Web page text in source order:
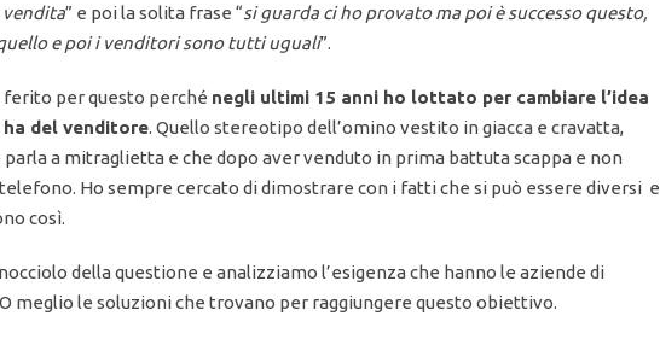
vendita” e poi la solita frase “si guarda ci ho provato ma poi è successo questo,
e poi i venditori sono tutti uguali”.
ferito per questo perché negli ultimi 15 anni ho lottato per cambiare l’idea
ha del venditore. Quello stereotipo dell’omino vestito in giacca e cravatta,
parla a mitraglietta e che dopo aver venduto in prima battuta scappa e non
Ho sempre cercato di dimostrare con i fatti che si può essere diversi e
così.
della questione e analizziamo l’esigenza che hanno le aziende di
meglio le soluzioni che trovano per raggiungere questo obiettivo.